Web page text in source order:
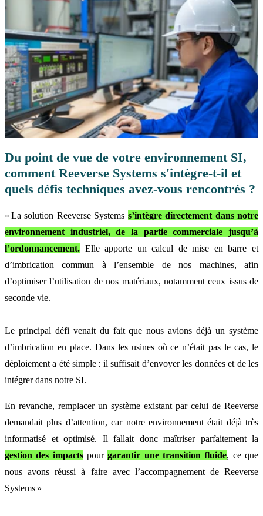
Du point de vue de votre environnement SI,
comment Reeverse Systems s'intègre-t-il et
quels défis techniques avez-vous rencontrés ?
« La solution Reeverse Systems s’intègre directement dans notre
environnement industriel, de la partie commerciale jusqu’à
l’ordonnancement. Elle apporte un calcul de mise en barre et
d’imbrication commun à l’ensemble de nos machines, afin
d’optimiser l’utilisation de nos matériaux, notamment ceux issus de
seconde vie.
Le principal défi venait du fait que nous avions déjà un système
d’imbrication en place. Dans les usines où ce n’était pas le cas, le
déploiement a été simple : il suffisait d’envoyer les données et de les
intégrer dans notre SI.
En revanche, remplacer un système existant par celui de Reeverse
demandait plus d’attention, car notre environnement était déjà très
informatisé et optimisé. Il fallait donc maîtriser parfaitement la
gestion des impactspourgarantir une transition fluide, ce que
nous avons réussi à faire avec l’accompagnement de Reeverse
Systems »